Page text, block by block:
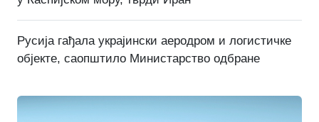
Русија гађала украјински аеродром и логистичке
објекте, саопштило Министарство одбране